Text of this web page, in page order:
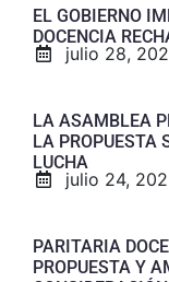
EL GOBIERNO
DOCENCIA
julio 28,
LA ASAMBLEA
LA PROPUESTA
LUCHA
julio 24,
PARITARIA
PROPUESTA Y